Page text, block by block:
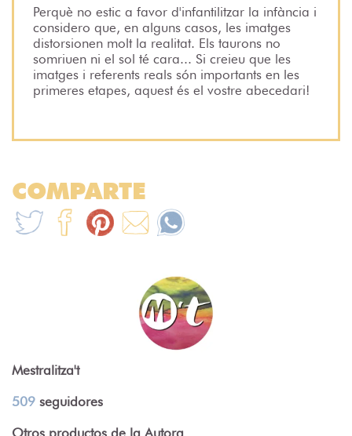
Perquè no estic a favor d'infantilitzar la infància i
considero que, en alguns casos, les imatges
distorsionen molt la realitat. Els taurons no
somriuen ni el sol té cara... Si creieu que les
imatges i referents reals són importants en les
primeres etapes, aquest és el vostre abecedari!
COMPARTE
Mestralitza't
509 seguidores
Otros productos de la Autora